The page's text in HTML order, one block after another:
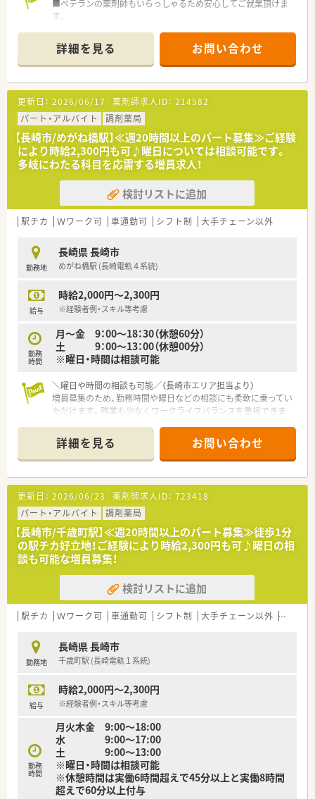
■ベテランの薬剤師もいらっしゃるため安心してご就業頂けま
す。
《こんな会社です》
■佐世保市内に9店舗（化粧品小売店1店舗含む）を展開していま
す。
■医療・健康・美をとおして、人と地域に幸せをとどけます 。
■労務管理や福利厚生が充実している会社です。
■本部で応援体制を管轄しており、働きやすい環境が整っていま
す。
■「おおの薬局」「ふじわら薬局」「日之出調剤薬局」では地域支援
体制加算を取得しております。
■平成27年6月からは佐世保市内の医療機関や専門家とチーム
を組んで訪問服薬指導に取り組み始めました。
■『医療・健康・美』をテーマに地域の皆さまと関わりたいと考え
ており薬剤師の他にも管理栄養士や化粧品販売員も
在籍しております。
■薬学生が安心して学業を続けられるよう、奨学金制度を設けて
います。
詳細を見る お問い合わせ
更新日： 2026/06/17 薬剤師求人ID： 214582
パート・アルバイト
調剤薬局
【長崎市/めがね橋駅】≪週20時間以上のパート募集≫ご経験
により時給2,300円も可♪曜日については相談可能です。
多岐にわたる科目を応需する増員求人！
検討リストに追加
駅チカ Ｗワーク可 車通勤可 シフト制 大手チェーン以外
勤務地
長崎県 長崎市
めがね橋駅 (長崎電軌４系統)
給与
時給2,000円～2,300円
※経験者例・スキル等考慮
勤務
時間
月～金 9：00～18：30（休憩60分）
土 9：00～13：00（休憩00分）
※曜日・時間は相談可能
＼曜日や時間の相談も可能／（長崎市エリア担当より）
増員募集のため、勤務時間や曜日などの相談にも柔軟に乗ってい
ただけます。残業も少なくワークライフバランスを重視できま
【店舗情報と応需状況について】
■めがね橋駅から徒歩4分という好立地にあり、通勤の利便性が
非常に高い地域密着型の調剤薬局です。
■心療内科や精神科をはじめ、内科や小児科など非常に多岐にわ
たる科目の処方箋を応需しております。
■1日あたりの処方箋応需枚数は20枚から30枚程度と落ち着い
ており、一人ひとりに丁寧に対応できます。
【法人特徴について】
■長崎県と福岡県を中心に複数の店舗を展開しており、今後も新
規開局を予定している成長中の安定法人です。
■代表自身が薬剤師であるため現場への理解が非常に深く、医師
の開業支援なども幅広く行っている企業です。
■会社全体として労務管理が徹底されており、残業が少なく従業
【職場環境と雰囲気】
■現在は正社員1名とパート従業員2名が在籍しており、少人数
■代表が現場の状況をしっかりと把握しているため、スタッフ間
の風通しも良く、困ったことがあればすぐに相談できます。
ースに業務へ取り組める穏やかな雰囲気が広がっております。
【こんな方が活躍中】
■ワークライフバランスを大切にしながら、シフトの相談制度を
活用してご家庭と仕事を上手に両立させている方が活躍中で
す。
詳細を見る お問い合わせ
更新日： 2026/06/23 薬剤師求人ID： 723418
パート・アルバイト
調剤薬局
【長崎市/千歳町駅】≪週20時間以上のパート募集≫徒歩1分
の駅チカ好立地！ご経験により時給2,300円も可♪曜日の相
談も可能な増員募集！
検討リストに追加
駅チカ Ｗワーク可 車通勤可 シフト制 大手チェーン以外 在宅
勤務地
長崎県 長崎市
千歳町駅 (長崎電軌１系統)
給与
時給2,000円～2,300円
※経験者例・スキル等考慮
勤務
時間
月火木金 9:00～18:00
水 9:00～17:00
土 9:00～13:00
※曜日・時間は相談可能
※休憩時間は実働6時間超えで45分以上と実働8時間
超えで60分以上付与